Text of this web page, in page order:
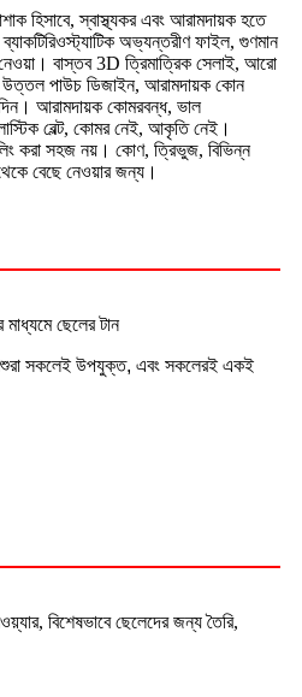
হিসাবে, স্বাস্থ্যকর এবং আরামদায়ক হতে
অভ্যন্তরীণ ফাইল, গুণমান
বাস্তব 3D ত্রিমাত্রিক সেলাই, আরো
উত্তল পাউচ ডিজাইন, আরামদায়ক কোন
আরামদায়ক কোমরবন্ধ, ভাল
বেল্ট, কোমর নেই, আকৃতি নেই।
করা সহজ নয়। কোণ, ত্রিভুজ, বিভিন্ন
বেছে নেওয়ার জন্য।
মাধ্যমে ছেলের টান
সকলেই উপযুক্ত, এবং সকলেরই একই
বিশেষভাবে ছেলেদের জন্য তৈরি,